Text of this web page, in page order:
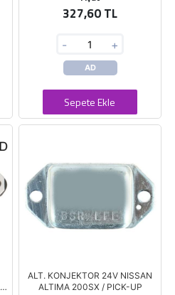
327,60 TL
- +
AD
Sepete Ekle
ALT. KONJEKTOR 24V NISSAN
ALTIMA 200SX / PICK-UP